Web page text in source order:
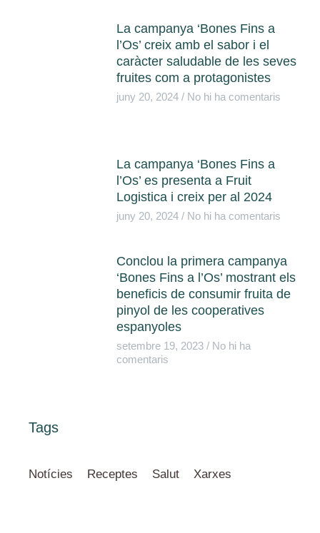
La campanya ‘Bones Fins a
l’Os’ ​​creix amb el sabor i el
caràcter saludable de les seves
fruites com a protagonistes
juny 20, 2024 No hi ha comentaris
La campanya ‘Bones Fins a
l’Os’ ​​es presenta a Fruit
Logistica i creix per al 2024
juny 20, 2024 No hi ha comentaris
Conclou la primera campanya
‘Bones Fins a l’Os’ ​​mostrant els
beneficis de consumir fruita de
pinyol de les cooperatives
espanyoles
setembre 19, 2023 No hi ha
comentaris
Tags
Notícies Receptes Salut Xarxes